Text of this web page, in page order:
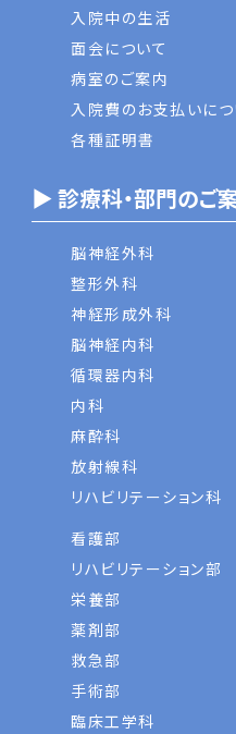
入院中の生活
面会について
病室のご案内
入院費のお支払いにつ
各種証明書
▶ 診療科・部門のご
脳神経外科
整形外科
神経形成外科
脳神経内科
循環器内科
内科
麻酔科
放射線科
リハビリテーション科
看護部
リハビリテーション部
栄養部
薬剤部
救急部
手術部
臨床工学科